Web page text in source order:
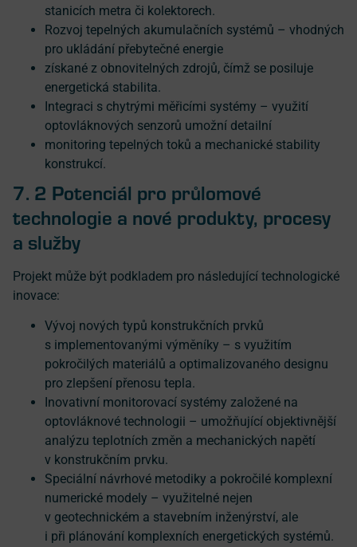
stanicích metra či kolektorech.
Rozvoj tepelných akumulačních systémů – vhodných
pro ukládání přebytečné energie
získané z obnovitelných zdrojů, čímž se posiluje
energetická stabilita.
Integraci s chytrými měřicími systémy – využití
optovláknových senzorů umožní detailní
monitoring tepelných toků a mechanické stability
konstrukcí.
7. 2 Potenciál pro průlomové
technologie a nové produkty, procesy
a služby
Projekt může být podkladem pro následující technologické
inovace:
Vývoj nových typů konstrukčních prvků
s implementovanými výměníky – s využitím
pokročilých materiálů a optimalizovaného designu
pro zlepšení přenosu tepla.
Inovativní monitorovací systémy založené na
optovláknové technologii – umožňující objektivnější
analýzu teplotních změn a mechanických napětí
v konstrukčním prvku.
Speciální návrhové metodiky a pokročilé komplexní
numerické modely – využitelné nejen
v geotechnickém a stavebním inženýrství, ale
i při plánování komplexních energetických systémů.